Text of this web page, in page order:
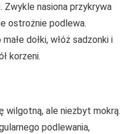
Zwykle nasiona przykrywa
ostrożnie podlewa.
dołki, włóż sadzonki i
korzeni.
wilgotną, ale niezbyt mokrą.
podlewania,